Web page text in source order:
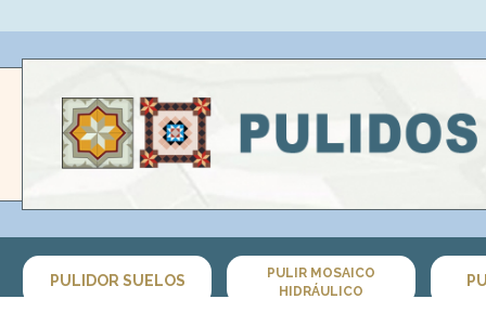
PULIDOR SUELOS
PULIR MOSAICO
HIDRÁULICO